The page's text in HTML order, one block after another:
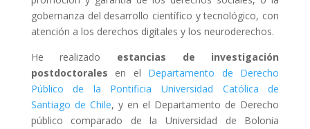
gobernanza del desarrollo científico y tecnológico, con
atención a los derechos digitales y los neuroderechos.
He realizado estancias de investigación
postdoctorales en el Departamento de Derecho
Público de la Pontificia Universidad Católica de
Santiago de Chile, y en el Departamento de Derecho
público comparado de la Universidad de Bolonia